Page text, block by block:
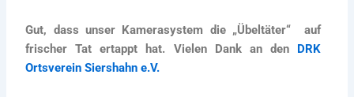
Gut, dass unser Kamerasystem die „Übeltäter“ auf
frischer Tat ertappt hat. Vielen Dank an den DRK
Ortsverein Siershahn e.V.